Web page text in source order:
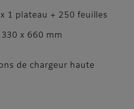
1 plateau + 250 feuilles
x 660 mm
de chargeur haute